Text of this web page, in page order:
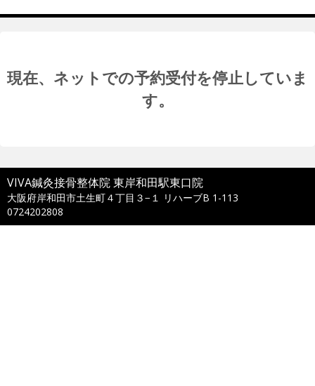
現在、ネットでの予約受付を停止していま
す。
VIVA鍼灸接骨整体院 東岸和田駅東口院
大阪府岸和田市土生町４丁目３−１ リハーブB 1-113
0724202808